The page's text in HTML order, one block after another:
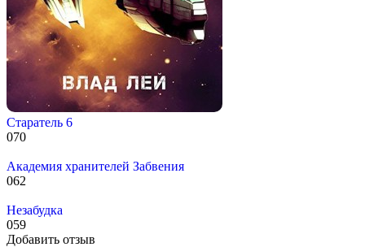
Старатель 6
070
Академия хранителей Забвения
062
Незабудка
059
Добавить отзыв